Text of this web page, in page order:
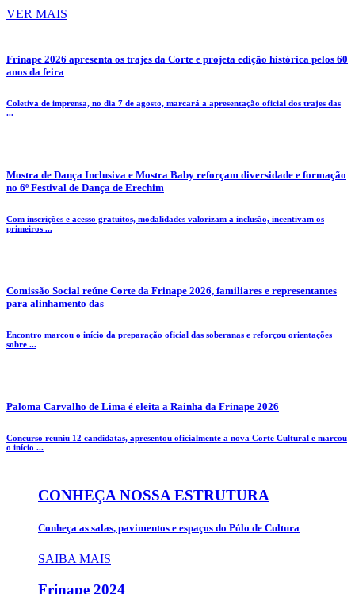
VER MAIS
Frinape 2026 apresenta os trajes da Corte e projeta edição histórica pelos 60
anos da feira
Coletiva de imprensa, no dia 7 de agosto, marcará a apresentação oficial dos trajes das
...
Mostra de Dança Inclusiva e Mostra Baby reforçam diversidade e formação
no 6º Festival de Dança de Erechim
Com inscrições e acesso gratuitos, modalidades valorizam a inclusão, incentivam os
primeiros ...
Comissão Social reúne Corte da Frinape 2026, familiares e representantes
para alinhamento das
Encontro marcou o início da preparação oficial das soberanas e reforçou orientações
sobre ...
Paloma Carvalho de Lima é eleita a Rainha da Frinape 2026
Concurso reuniu 12 candidatas, apresentou oficialmente a nova Corte Cultural e marcou
o início ...
CONHEÇA NOSSA ESTRUTURA
Conheça as salas, pavimentos e espaços do Pólo de Cultura
SAIBA MAIS
Frinape 2024